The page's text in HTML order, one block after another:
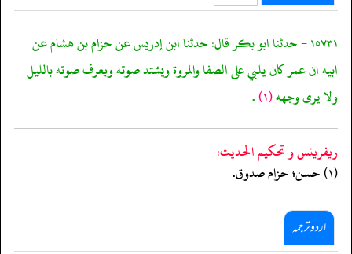
١٥٧٣١ - حدثنا ابو بكر قال: حدثنا ابن إدريس عن حزام بن هشام عن
ابيه ان عمر كان يلبي على الصفا والمروة ويشتد صوته ويعرف صوته بالليل
ولا يرى وجهه(١) .
ريفرينس و تحكيم الحدیث:
(١) حسن؛ حزام صدوق.
اردو ترجمہ